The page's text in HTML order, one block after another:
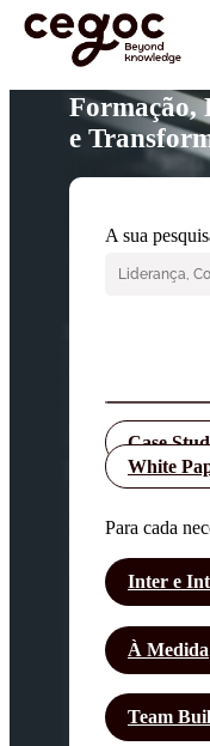
Skip to main content
Formação,
e
A sua
Case
White
Para cada
Inter e
À Medida
Team